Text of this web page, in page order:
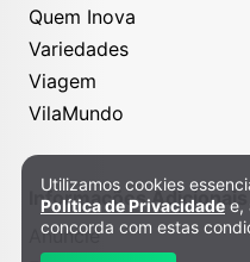
Quem Inova
Variedades
Viagem
VilaMundo
Informações Adicionais
Anuncie
Política de Privacidade e
Utilizamos cookies
Política de Privacidade e,
concorda com estas